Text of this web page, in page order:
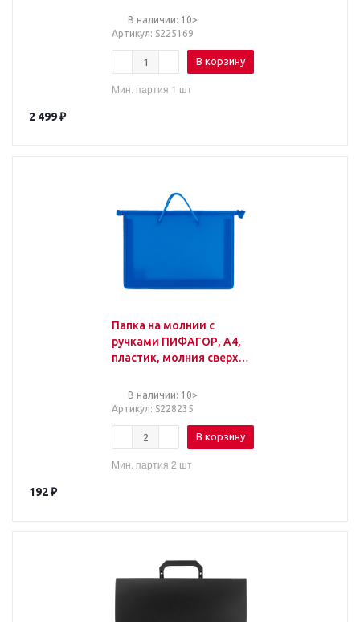
на молнии, черный,
В наличии: 10>
Артикул: S225169
В корзину
Мин. партия 1 шт
2 499₽
Папка на молнии с
ручками ПИФАГОР, А4,
пластик, молния сверху,
В наличии: 10>
Артикул: S228235
В корзину
Мин. партия 2 шт
192₽